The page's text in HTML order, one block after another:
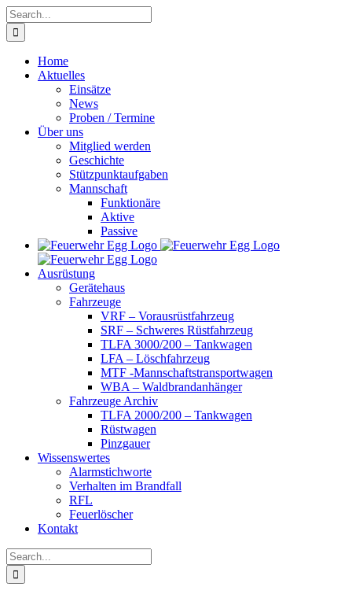
Skip
to
content
Search
for:
Home
Aktuelles
Einsätze
News
Proben / Termine
Über uns
Mitglied werden
Geschichte
Stützpunktaufgaben
Mannschaft
Funktionäre
Aktive
Passive
Ausrüstung
Gerätehaus
Fahrzeuge
VRF – Vorausrüstfahrzeug
SRF – Schweres Rüstfahrzeug
TLFA 3000/200 – Tankwagen
LFA – Löschfahrzeug
MTF -Mannschaftstransportwagen
WBA – Waldbrandanhänger
Fahrzeuge Archiv
TLFA 2000/200 – Tankwagen
Rüstwagen
Pinzgauer
Wissenswertes
Alarmstichworte
Verhalten im Brandfall
RFL
Feuerlöscher
Kontakt
Search
for: